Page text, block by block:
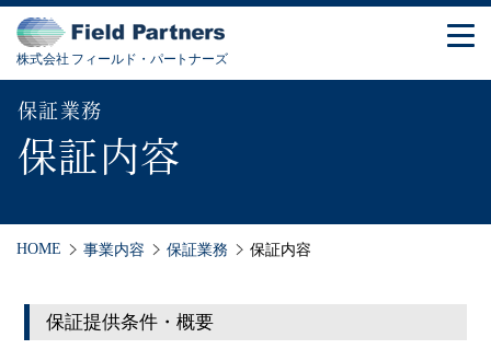
株式会社 フィールド・パートナーズ
保証業務
保証内容
HOME 事業内容 保証業務 保証内容
保証提供条件・概要